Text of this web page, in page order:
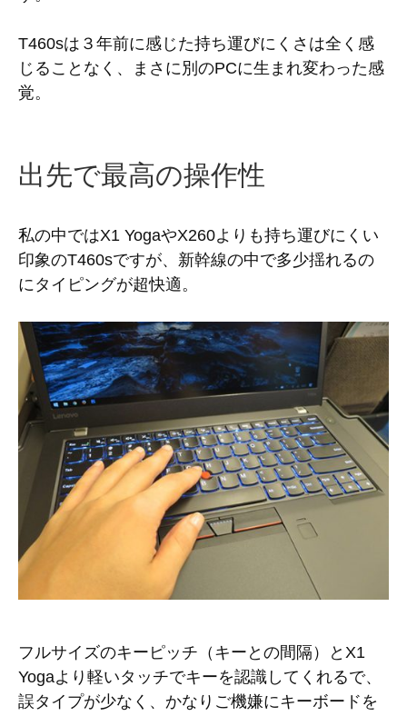
T460sは３年前に感じた持ち運びにくさは全く感
じることなく、まさに別のPCに生まれ変わった感
覚。
出先で最高の操作性
私の中ではX1 YogaやX260よりも持ち運びにくい
印象のT460sですが、新幹線の中で多少揺れるの
にタイピングが超快適。
フルサイズのキーピッチ（キーとの間隔）とX1
Yogaより軽いタッチでキーを認識してくれるで、
誤タイプが少なく、かなりご機嫌にキーボードを